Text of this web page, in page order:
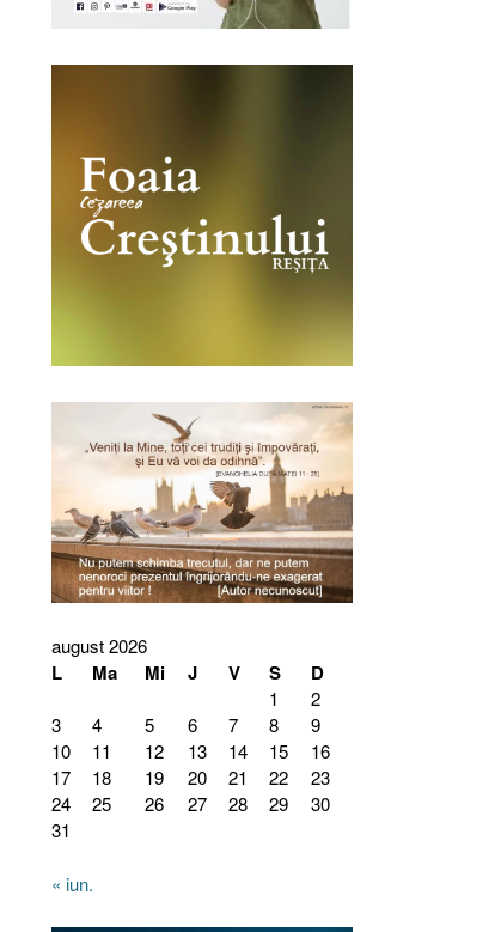
august 2026
L Ma Mi J V S D
1
2
3
4 5 6 7 8
9
10
11 12 13 14 15
16
17
18 19 20 21 22
23
24
25 26 27 28 29
30
31
« iun.